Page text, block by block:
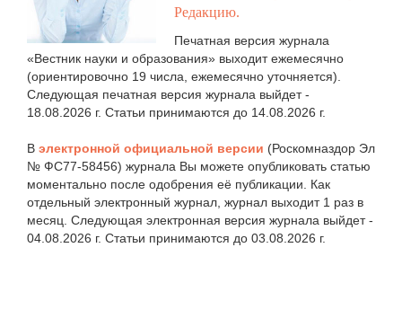
Редакцию.
Печатная версия журнала
«Вестник науки и образования» выходит ежемесячно
(ориентировочно 19 числа, ежемесячно уточняется).
Следующая печатная версия журнала выйдет -
18.08.2026 г. Статьи принимаются до 14.08.2026 г.
В электронной официальной версии (Роскомназдор Эл
№ ФС77-58456) журнала Вы можете опубликовать статью
моментально после одобрения её публикации. Как
отдельный электронный журнал, журнал выходит 1 раз в
месяц. Следующая электронная версия журнала выйдет -
04.08.2026 г. Статьи принимаются до 03.08.2026 г.